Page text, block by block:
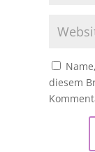
diesem